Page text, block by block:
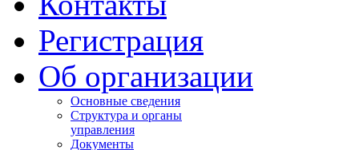
Регистрация
Об организации
Основные сведения
Структура и органы
управления
Документы